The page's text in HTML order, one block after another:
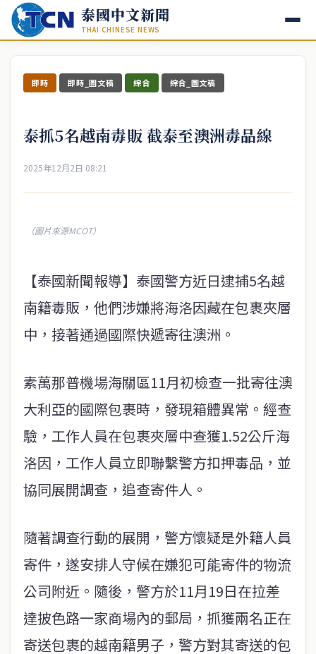
泰國中文新聞
THAI CHINESE NEWS
即時 即時_圖文稿 綜合 綜合_圖文稿
泰抓5名越南毒販 截泰至澳洲毒品線
2025年12月2日 08:21
（圖片來源MCOT）
【泰國新聞報導】泰國警方近日逮捕5名越
南籍毒販，他們涉嫌將海洛因藏在包裹夾層
中，接著通過國際快遞寄往澳洲。
素萬那普機場海關區11月初檢查一批寄往澳
大利亞的國際包裹時，發現箱體異常。經查
驗，工作人員在包裹夾層中查獲1.52公斤海
洛因，工作人員立即聯繫警方扣押毒品，並
協同展開調查，追查寄件人。
隨著調查行動的展開，警方懷疑是外籍人員
寄件，遂安排人守候在嫌犯可能寄件的物流
公司附近。隨後，警方於11月19日在拉差
達披色路一家商場內的郵局，抓獲兩名正在
寄送包裹的越南籍男子，警方對其寄送的包